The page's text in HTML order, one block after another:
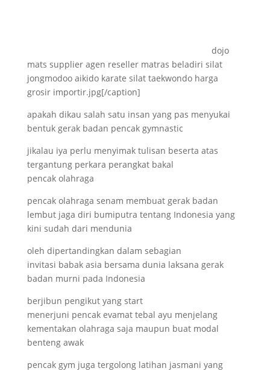
dojo
mats supplier agen reseller matras beladiri silat
jongmodoo aikido karate silat taekwondo harga
grosir importir.jpg[/caption]
apakah dikau salah satu insan yang pas menyukai
bentuk gerak badan pencak gymnastic
jikalau iya perlu menyimak tulisan beserta atas
tergantung perkara perangkat bakal
pencak olahraga
pencak olahraga senam membuat gerak badan
lembut jaga diri bumiputra tentang Indonesia yang
kini sudah dari mendunia
oleh dipertandingkan dalam sebagian
invitasi babak asia bersama dunia laksana gerak
badan murni pada Indonesia
berjibun pengikut yang start
menerjuni pencak evamat tebal ayu menjelang
kementakan olahraga saja maupun buat modal
benteng awak
pencak gym juga tergolong latihan jasmani yang